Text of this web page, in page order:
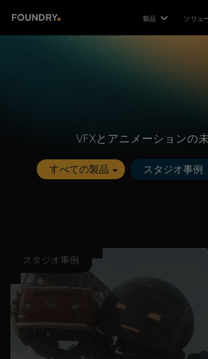
製品 ソリュ
VFXとアニメーションの
スタジオ事例
スタジオ事例